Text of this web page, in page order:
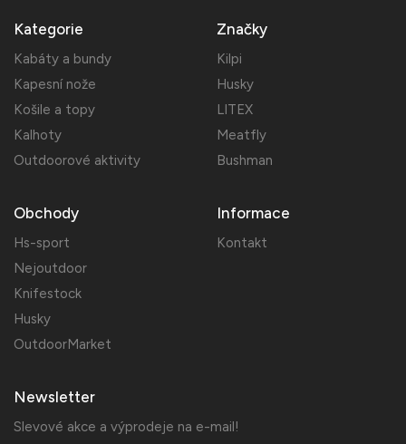
Kategorie
Kabáty a bundy
Kapesní nože
Košile a topy
Kalhoty
Outdoorové aktivity
Značky
Kilpi
Husky
LITEX
Meatfly
Bushman
Obchody
Hs-sport
Nejoutdoor
Knifestock
Husky
OutdoorMarket
Informace
Kontakt
Newsletter
Slevové akce a výprodeje na e-mail!